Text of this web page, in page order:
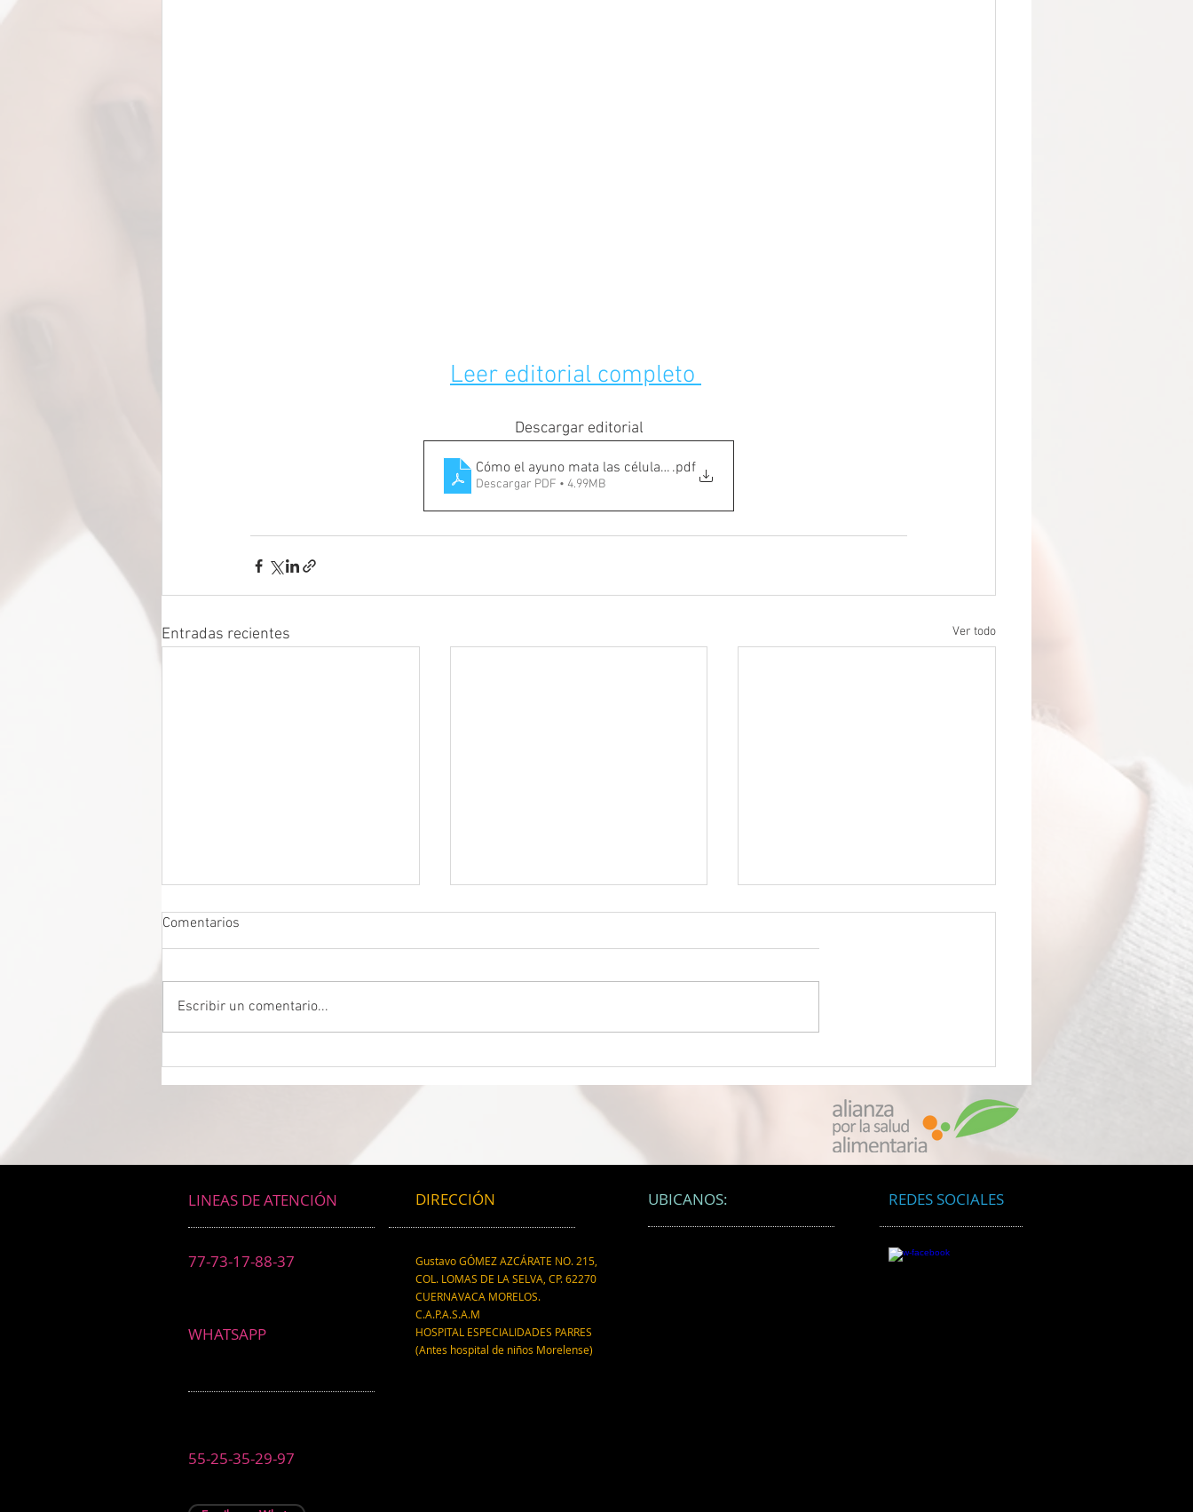
Leer editorial completo
Descargar editorial
Cómo el ayuno mata las células cancerosas y mejora la función inmunológica
.pdf
Descargar PDF • 4.99MB
Entradas recientes Ver todo
ser el máximo protector
cerebral, revela nuevo estudio
descubren que su
empaquetado de alimentos le
está envenenando con
partículas de plástico
microscópicas
Comentarios
Escribir un comentario...
LINEAS DE ATENCIÓN
77-73-17-88-37
WHATSAPP
DIRECCIÓN
Gustavo GÓMEZ AZCÁRATE NO. 215,
COL. LOMAS DE LA SELVA, CP. 62270
CUERNAVACA MORELOS.
C.A.P.A.S.A.M
HOSPITAL ESPECIALIDADES PARRES
(Antes hospital de niños Morelense)
55-25-35-29-97
UBICANOS: REDES SOCIALES